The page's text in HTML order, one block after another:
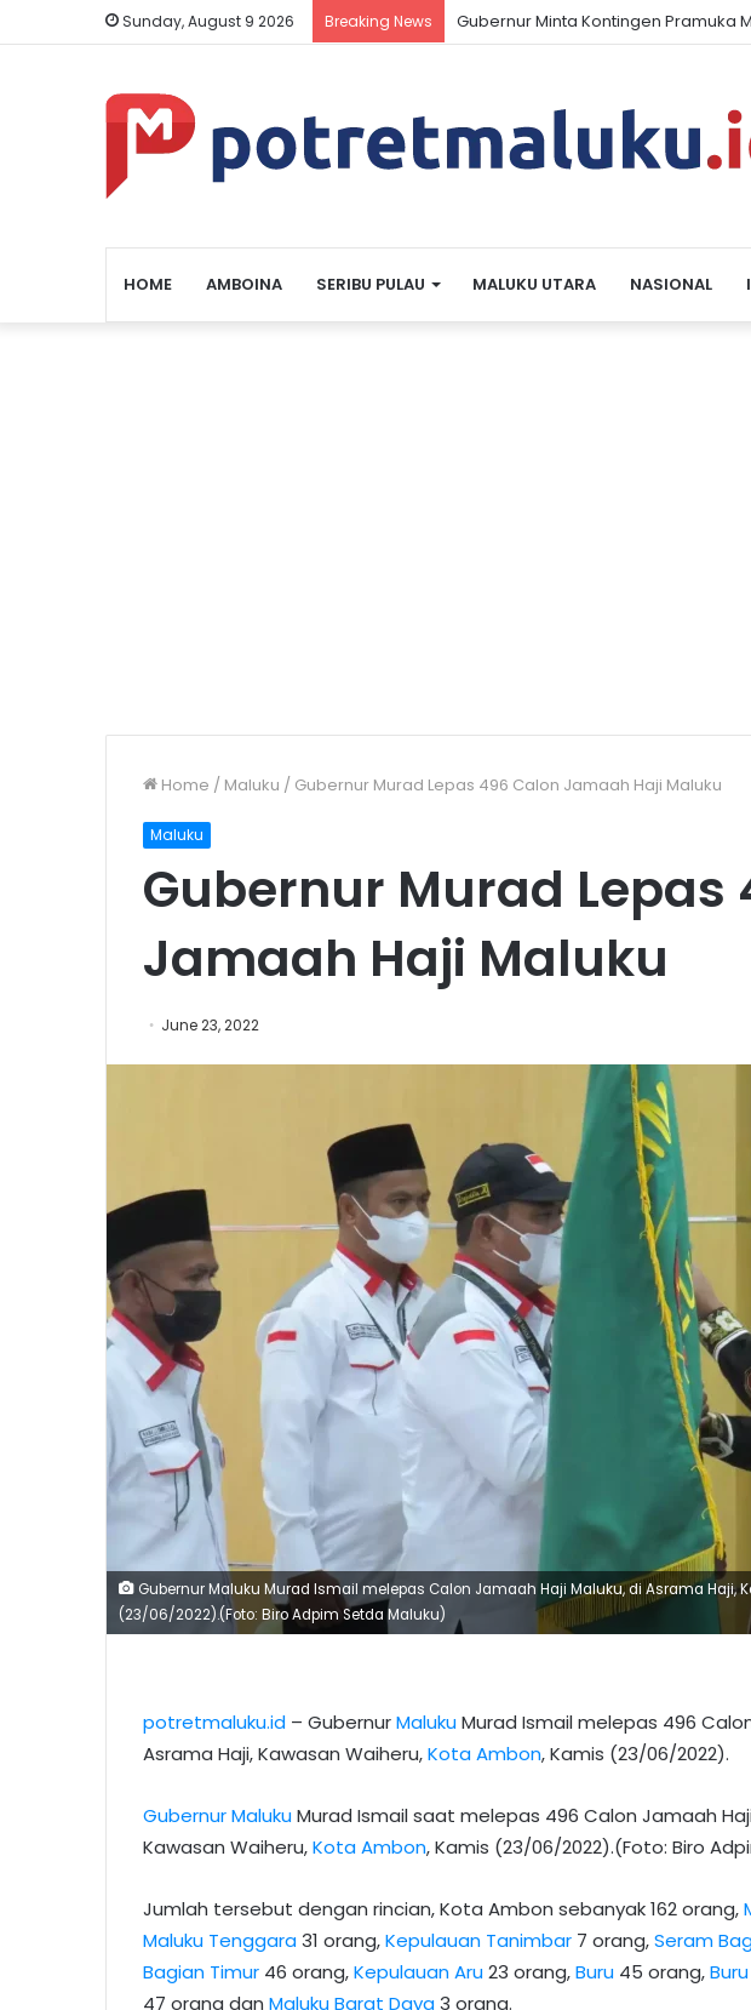
Sunday, August 9 2026 Breaking News Gubernur Minta Kontingen Pramuka
HOME AMBOINA SERIBU PULAU MALUKU UTARA NASIONAL
Home / Maluku / Gubernur Murad Lepas 496 Calon Jamaah Haji Maluku
Maluku
Gubernur Murad Lepas
Jamaah Haji Maluku
June 23, 2022
Gubernur Maluku Murad Ismail melepas Calon Jamaah Haji Maluku, di Asrama Haji,
(23/06/2022).(Foto: Biro Adpim Setda Maluku)
potretmaluku.id – GubernurMalukuMurad Ismail melepas 496
Asrama Haji, Kawasan Waiheru,Kota Ambon, Kamis (23/06/2022).
Gubernur MalukuMurad Ismail saat melepas 496 Calon Jamaah
Kawasan Waiheru,Kota Ambon, Kamis (23/06/2022).(Foto: Biro
Jumlah tersebut dengan rincian, Kota Ambon sebanyak 162 orang,
Maluku Tenggara31 orang,Kepulauan Tanimbar 7 orang,Seram
Bagian Timur 46 orang,Kepulauan Aru23 orang,Buru 45 orang,
47 orang dan Maluku Barat Daya3 orang.